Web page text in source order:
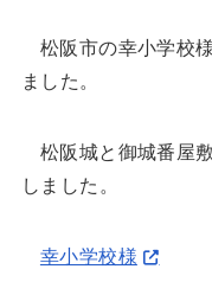
松阪市の幸小学校
ました。
松阪城と御城番屋
しました。
幸小学校様